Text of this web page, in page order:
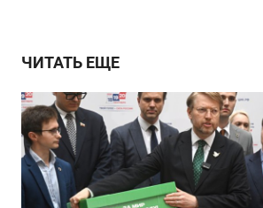
ЧИТАТЬ ЕЩЕ